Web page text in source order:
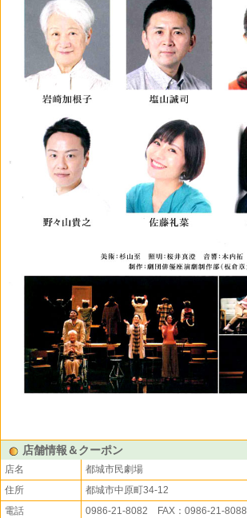
店舗情報＆クーポン
店名
都城市民劇場
住所
都城市中原町34-12
電話
0986-21-8082 FAX：0986-21-8088